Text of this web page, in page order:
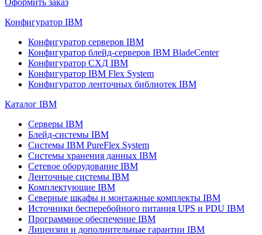
Оформить заказ
Конфигуратор IBM
Конфигуратор серверов IBM
Конфигуратор блейд-серверов IBM BladeCenter
Конфигуратор СХД IBM
Конфигуратор IBM Flex System
Конфигуратор ленточных библиотек IBM
Каталог IBM
Серверы IBM
Блейд-системы IBM
Системы IBM PureFlex System
Системы хранения данных IBM
Сетевое оборудование IBM
Ленточные системы IBM
Комплектующие IBM
Северные шкафы и монтажные комплекты IBM
Источники бесперебойного питания UPS и PDU IBM
Программное обеспечение IBM
Лицензии и дополнительные гарантии IBM